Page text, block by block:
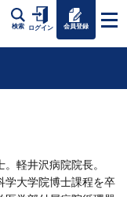
検索 ログイン 会員登録
軽井沢病院院長。
学大学院博士課程を卒